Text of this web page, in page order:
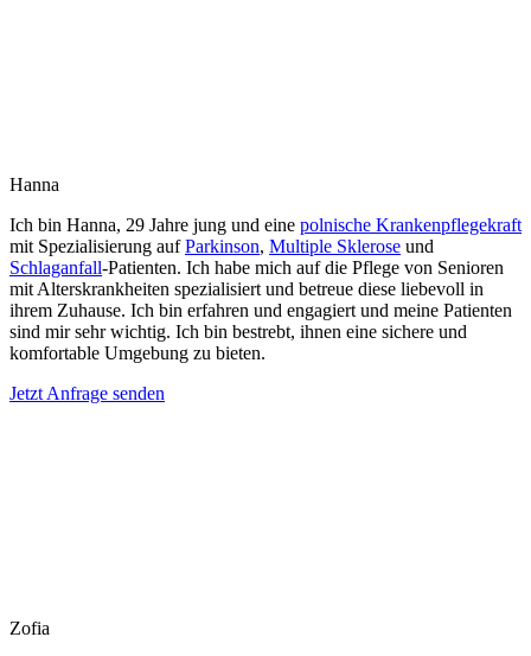
Hanna
Ich bin Hanna, 29 Jahre jung und eine polnische Krankenpflegekraft
mit Spezialisierung aufParkinson, Multiple Sklerose und
Schlaganfall-Patienten. Ich habe mich auf die Pflege von Senioren
mit Alterskrankheiten spezialisiert und betreue diese liebevoll in
ihrem Zuhause. Ich bin erfahren und engagiert und meine Patienten
sind mir sehr wichtig. Ich bin bestrebt, ihnen eine sichere und
komfortable Umgebung zu bieten.
Jetzt Anfrage senden
Zofia